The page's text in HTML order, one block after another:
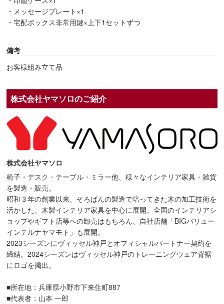
・メッセージプレート×1
・宅配ボックス非常用鍵×上下1セットずつ
備考
お客様組み立て品
株式会社ヤマソロのご紹介
株式会社ヤマソロ
椅子・デスク・テーブル・ミラー他、様々なインテリア家具・雑貨
を製造・販売。
昭和３年の創業以来、そろばんの製造で培ってきた木の加工技術を
活かした、木製インテリア家具を中心に展開。全国のインテリアシ
ョップやギフト店等への卸売はもちろん、自社店舗「BIGバリュー
インテルナヤマモト」も展開。
2023シーズンにヴィッセル神戸とオフィシャルパートナー契約を
締結。2024シーズンはヴィッセル神戸のトレーニングウェア背裾
にロゴを掲出。
■所在地：兵庫県小野市下来住町887
■代表者：山本 一郎